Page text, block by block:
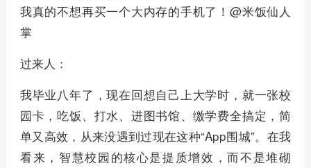
我真的不想再买一个大内存的手机了！@米饭仙人
掌
过来人：
我毕业八年了，现在回想自己上大学时，就一张校
园卡，吃饭、打水、进图书馆、缴学费全搞定，简
单又高效，从来没遇到过现在这种“App围城”。在我
看来，智慧校园的核心是提质增效，而不是堆砌